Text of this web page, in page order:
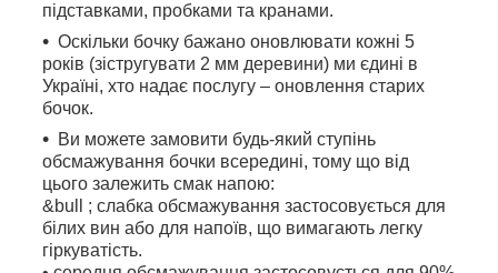
підставками, пробками та кранами.
Оскільки бочку бажано оновлювати кожні 5
років (зістругувати 2 мм деревини) ми єдині в
Україні, хто надає послугу – оновлення старих
бочок.
Ви можете замовити будь-який ступінь
обсмажування бочки всередині, тому що від
цього залежить смак напою:
&bull ; слабка обсмажування застосовується для
білих вин або для напоїв, що вимагають легку
гіркуватість.